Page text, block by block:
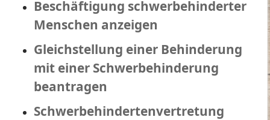
Beschäftigung schwerbehinderter
Menschen anzeigen
Gleichstellung einer Behinderung
mit einer Schwerbehinderung
beantragen
Schwerbehindertenvertretung